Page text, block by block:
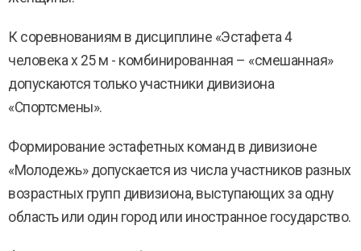
К соревнованиям в дисциплине «Эстафета 4
человека х 25 м - комбинированная – «смешанная»
допускаются только участники дивизиона
«Спортсмены».
Формирование эстафетных команд в дивизионе
«Молодежь» допускается из числа участников разных
возрастных групп дивизиона, выступающих за одну
область или один город или иностранное государство.